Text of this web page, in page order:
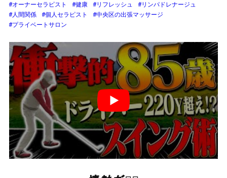
#オーナーセラピスト
#健康 #リフレッシュ
#リンパドレナージュ
#人間関係
#個人セラピスト
#中央区の出張マッサージ
#プライベートサロン